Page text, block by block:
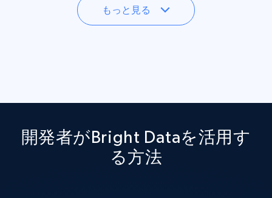
もっと見る
開発者がBright Dataを活用す
る方法